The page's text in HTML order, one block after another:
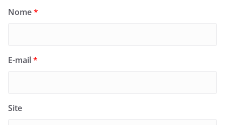
Nome*
E-mail*
Site